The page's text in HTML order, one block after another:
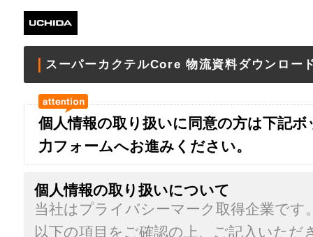
スーパーカクテルCore 物流資料ダウンロー
個人情報の取り扱いに同意の方は下記
力フォームへお進みください。
個人情報の取り扱いについて
当社はプライバシーマーク取得企業です
以下の項目をご確認の上、ご記入いた